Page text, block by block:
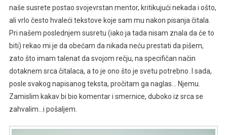
naše susrete postao svojevrstan mentor, kritikujući nekada i ošto,
ali vrlo često hvaleći tekstove koje sam mu nakon pisanja čitala.
Pri našem poslednjem susretu (iako ja tada nisam znala da će to
biti) rekao mi je da obećam da nikada neću prestati da pišem,
zato što imam talenat da svojom rečju, na specifičan način
dotaknem srca čitalaca, a to je ono što je svetu potrebno. I sada,
posle svakog napisanog teksta, pročitam ga naglas… Njemu.
Zamislim kakav bi bio komentar i smernice, duboko iz srca se
zahvalim…i pošaljem.